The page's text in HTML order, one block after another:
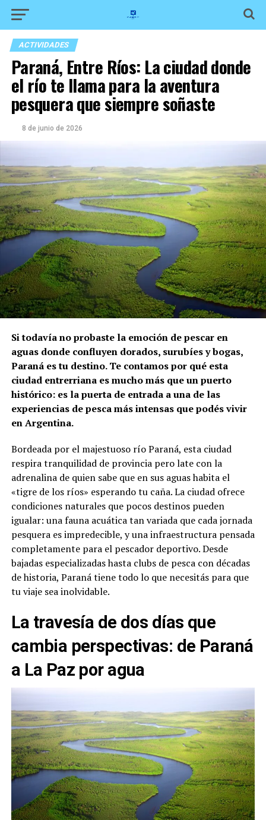
ACTIVIDADES
Paraná, Entre Ríos: La ciudad donde
el río te llama para la aventura
pesquera que siempre soñaste
8 de junio de 2026
Si todavía no probaste la emoción de pescar en
aguas donde confluyen dorados, surubíes y bogas,
Paraná es tu destino. Te contamos por qué esta
ciudad entrerriana es mucho más que un puerto
histórico: es la puerta de entrada a una de las
experiencias de pesca más intensas que podés vivir
en Argentina.
Bordeada por el majestuoso río Paraná, esta ciudad
respira tranquilidad de provincia pero late con la
adrenalina de quien sabe que en sus aguas habita el
«tigre de los ríos» esperando tu caña. La ciudad ofrece
condiciones naturales que pocos destinos pueden
igualar: una fauna acuática tan variada que cada jornada
pesquera es impredecible, y una infraestructura pensada
completamente para el pescador deportivo. Desde
bajadas especializadas hasta clubs de pesca con décadas
de historia, Paraná tiene todo lo que necesitás para que
tu viaje sea inolvidable.
La travesía de dos días que
cambia perspectivas: de Paraná
a La Paz por agua